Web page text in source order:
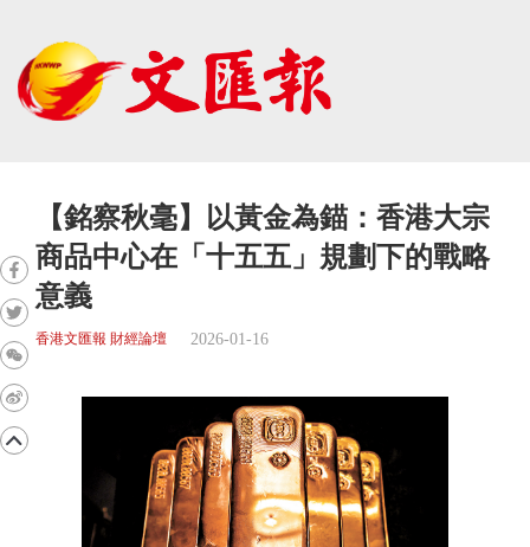
【銘察秋毫】以黃金為錨：香港大宗
商品中心在「十五五」規劃下的戰略
意義
香港文匯報 財經論壇 2026-01-16